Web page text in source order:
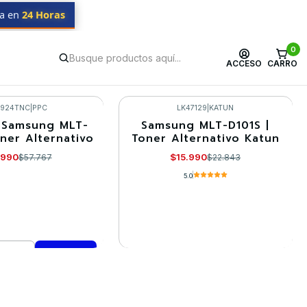
ACCESO
0
CARRO
en 24 Horas
PPC
MLT-
Alternativo
$57.767
-30%
LK47129 KATUN
Samsung MLT-D101S |
Toner Alternativo Katun
$15.990$22.843
5.0